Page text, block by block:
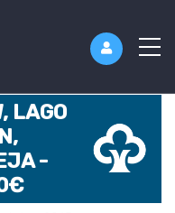
LAGO
-